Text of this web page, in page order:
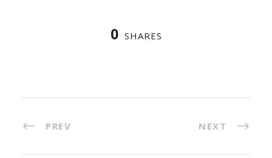
0 SHARES
PREV NEXT